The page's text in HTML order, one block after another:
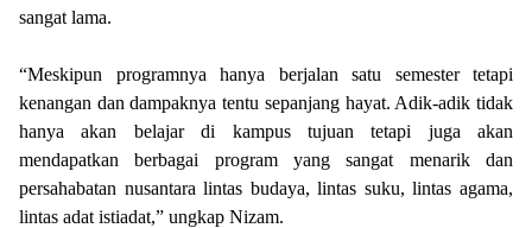
sangat lama.
“Meskipun programnya hanya berjalan satu semester tetapi
kenangan dan dampaknya tentu sepanjang hayat. Adik-adik tidak
hanya akan belajar di kampus tujuan tetapi juga akan
mendapatkan berbagai program yang sangat menarik dan
persahabatan nusantara lintas budaya, lintas suku, lintas agama,
lintas adat istiadat,” ungkap Nizam.